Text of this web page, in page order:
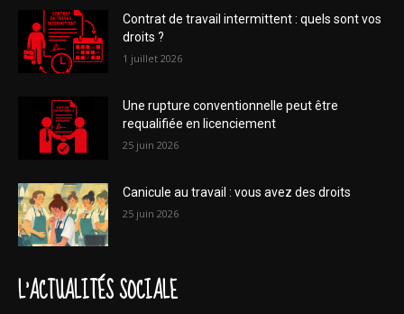
Contrat de travail intermittent : quels sont vos
droits ?
1 juillet 2026
Une rupture conventionnelle peut être
requalifiée en licenciement
25 juin 2026
Canicule au travail : vous avez des droits
25 juin 2026
L'ACTUALITÉS SOCIALE